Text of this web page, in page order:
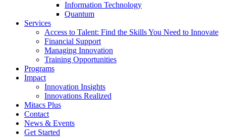
Information Technology
Quantum
Services
Access to Talent: Find the Skills You Need to Innovate
Financial Support
Managing Innovation
Training Opportunities
Programs
Impact
Innovation Insights
Innovations Realized
Mitacs Plus
Contact
News & Events
Get Started